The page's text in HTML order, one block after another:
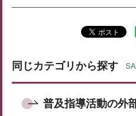
同じカテゴリから探す
普及指導活動の外